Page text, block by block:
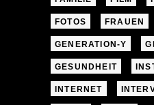
FOTOS FRAUEN
GENERATION-Y
GESUNDHEIT
INTERNET